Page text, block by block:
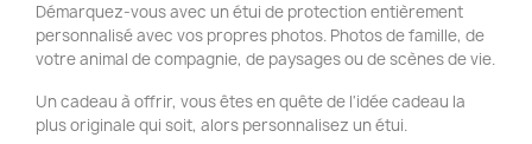
Démarquez-vous avec un étui de protection entièrement
personnalisé avec vos propres photos. Photos de famille, de
votre animal de compagnie, de paysages ou de scènes de vie.
Un cadeau à offrir, vous êtes en quête de l'idée cadeau la
plus originale qui soit, alors personnalisez un étui.